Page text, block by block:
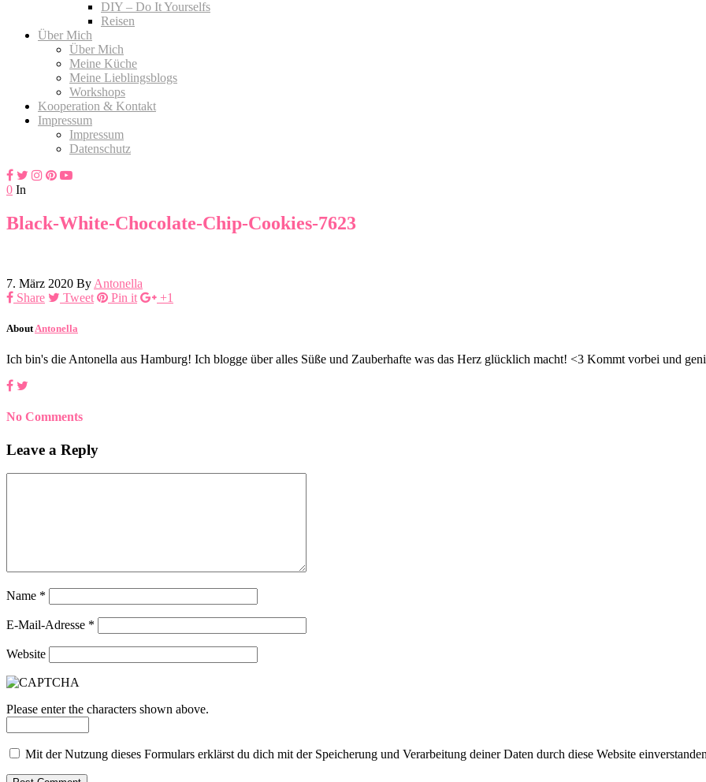
DIY – Do It Yourselfs
Reisen
Über Mich
Über Mich
Meine Küche
Meine Lieblingsblogs
Workshops
Kooperation & Kontakt
Impressum
Impressum
Datenschutz
0 In
Black-White-Chocolate-Chip-Cookies-7623
7. März 2020 By Antonella
Share
Tweet Pin it +1
About Antonella
Ich bin's die Antonella aus Hamburg! Ich blogge über alles Süße und Zauberhafte was das Herz glücklich macht! <3 Kommt vorbei und
No Comments
Leave a Reply
Name *
E-Mail-Adresse *
Website
Please enter the characters shown above.
Mit der Nutzung dieses Formulars erklärst du dich mit der Speicherung und Verarbeitung deiner Daten durch diese Website